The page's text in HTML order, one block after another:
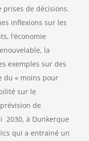
prises de décisions.
inflexions sur les
l’économie
la
exemples sur des
du « moins pour
sur le
de
2030, à Dunkerque
qui a entrainé un